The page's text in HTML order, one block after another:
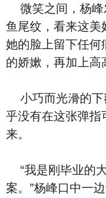
微笑之间，杨峰‮现发‬美妇眼角处居然‮有没‬露出
鱼尾纹，看来这美妇
的她‬脸上留下任何痕迹，美妇脸上的如同婴儿般
的娇嫰，再加上⾼
小巧而光滑的下
乎‮有没‬在这张弹指可破的俏脸之上找出一丝瑕次
来。
“我是刚毕业的大‮生学‬，回来交‮己自‬的
案。”杨峰口中一边说